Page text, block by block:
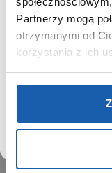
Partnerzy mogą
otrzymanymi od
korzystania z ich
Ważne daty
Kariera
Zgoda na
PRODUKTY
Kalkulatory
SIECI
statystycznych i
ruch w tej